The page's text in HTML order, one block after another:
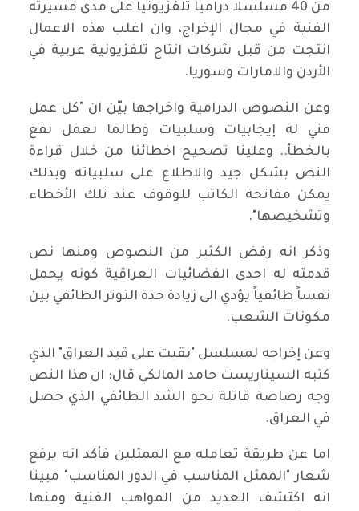
من 40 مسلسلا دراميا تلفزيونيا على مدى مسيرته
الفنية في مجال الإخراج، وان اغلب هذه الاعمال
انتجت من قبل شركات انتاج تلفزيونية عربية في
الأردن والامارات وسوريا.
وعن النصوص الدرامية واخراجها بيّن ان "كل عمل
فني له إيجابيات وسلبيات وطالما نعمل نقع
بالخطأ.. وعلينا تصحيح اخطائنا من خلال قراءة
النص بشكل جيد والاطلاع على سلبياته وبذلك
يمكن مفاتحة الكاتب للوقوف عند تلك الأخطاء
وتشخيصها".
وذكر انه رفض الكثير من النصوص ومنها نص
قدمته له احدى الفضائيات العراقية كونه يحمل
نفساً طائفياً يؤدي الى زيادة حدة التوتر الطائفي بين
مكونات الشعب.
وعن إخراجه لمسلسل "بقيت على قيد العراق" الذي
كتبه السيناريست حامد المالكي قال: ان هذا النص
وجه رصاصة قاتلة نحو الشد الطائفي الذي حصل
في العراق.
اما عن طريقة تعامله مع الممثلين فأكد انه يرفع
شعار "الممثل المناسب في الدور المناسب" مبينا
انه اكتشف العديد من المواهب الفنية ومنها